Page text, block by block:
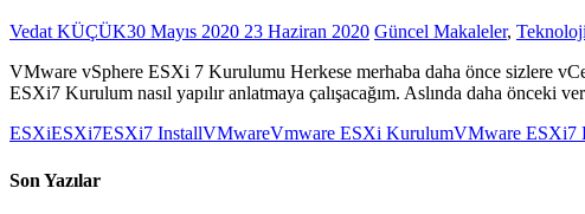
Vedat KÜÇÜK30 Mayıs 2020 23 Haziran 2020 Güncel Makaleler,
VMware vSphere ESXi 7 Kurulumu Herkese merhaba daha önce sizlere
ESXi7 Kurulum nasıl yapılır anlatmaya çalışacağım. Aslında daha
ESXiESXi7ESXi7 InstallVMwareVmware ESXi KurulumVMware ESXi7
Son Yazılar